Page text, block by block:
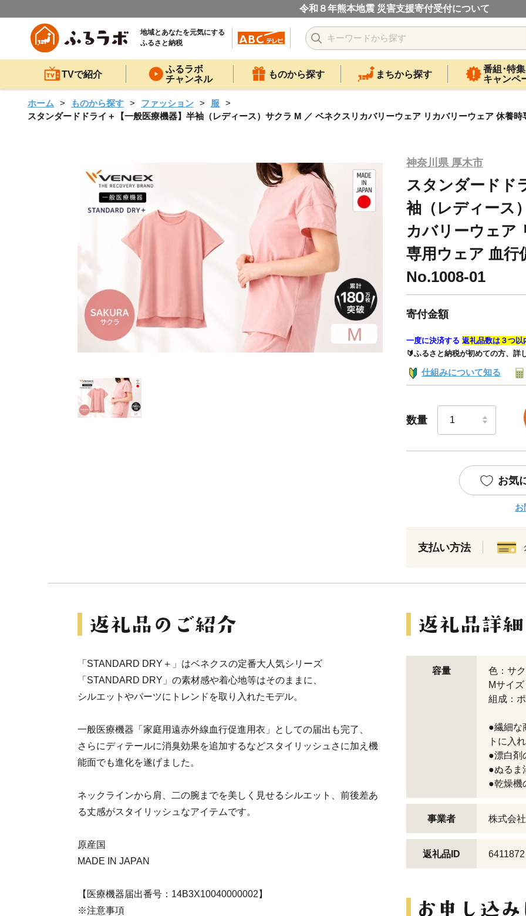
令和８年熊本地震 災害支援寄付受付について
地域とあなたを元気にする
ふるさと納税
TVで紹介
ふるラボ
チャンネル
ものから探す まちから探す
番組･特集
キャンペ
ホーム ものから探す ファッション
服
スタンダードドライ＋【一般医療機器】半袖（レディース）サクラ M ／ ベネクスリカバリーウェア リカバリーウェア 休養
神奈川県 厚木市
スタンダードド
袖（レディース
カバリーウェア
専用ウェア 血行
No.1008-01
寄付金額
一度に決済する 返礼品数は３つ以
🔰ふるさと納税が初めての方、詳
仕組みについて知る
数量
お気
お
支払い方法
「STANDARD DRY＋」はベネクスの定番大人気シリーズ
「STANDARD DRY」の素材感や着心地等はそのままに、
シルエットやパーツにトレンドを取り入れたモデル。
一般医療機器「家庭用遠赤外線血行促進用衣」としての届出も完了、
さらにディテールに消臭効果を追加するなどスタイリッシュさに加え機
能面でも進化を遂げました。
ネックラインから肩、二の腕までを美しく見せるシルエット、前後差あ
る丈感がスタイリッシュなアイテムです。
原産国
MADE IN JAPAN
【医療機器届出番号：14B3X10040000002】
※注意事項
容量
色：サ
Mサイ
組成：
●繊細な
トに入
●漂白剤
●ぬるま
●乾燥機
事業者 株式会
返礼品ID 6411872